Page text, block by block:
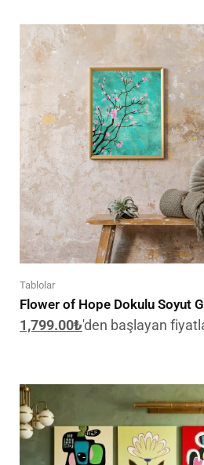
Tablolar
Flower of Hope Dokulu Soyut
1,799.00₺'den başlayan